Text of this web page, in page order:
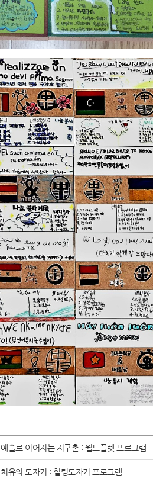
예술로 이어지는 지구촌 : 월드플렛 프로그램
치유의 도자기 : 힐링도자기 프로그램